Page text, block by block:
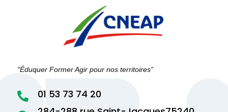
“Éduquer Former Agir pour nos territoires”
 01 53 73 74 20